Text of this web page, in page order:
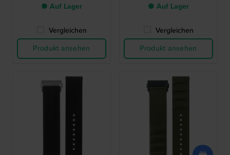
● Auf Lager
Vergleichen
Produkt ansehen
● Auf Lager
Vergleichen
Produkt ansehen